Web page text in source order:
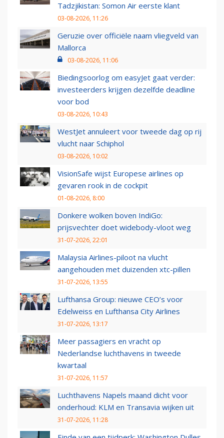
Tadzjikistan: Somon Air eerste klant
03-08-2026, 11:26
Geruzie over officiële naam vliegveld van
Mallorca
03-08-2026, 11:06
Biedingsoorlog om easyJet gaat verder:
investeerders krijgen dezelfde deadline
voor bod
03-08-2026, 10:43
WestJet annuleert voor tweede dag op rij
vlucht naar Schiphol
03-08-2026, 10:02
VisionSafe wijst Europese airlines op
gevaren rook in de cockpit
01-08-2026, 8:00
Donkere wolken boven IndiGo:
prijsvechter doet widebody-vloot weg
31-07-2026, 22:01
Malaysia Airlines-piloot na vlucht
aangehouden met duizenden xtc-pillen
31-07-2026, 13:55
Lufthansa Group: nieuwe CEO’s voor
Edelweiss en Lufthansa City Airlines
31-07-2026, 13:17
Meer passagiers en vracht op
Nederlandse luchthavens in tweede
kwartaal
31-07-2026, 11:57
Luchthavens Napels maand dicht voor
onderhoud: KLM en Transavia wijken uit
31-07-2026, 11:28